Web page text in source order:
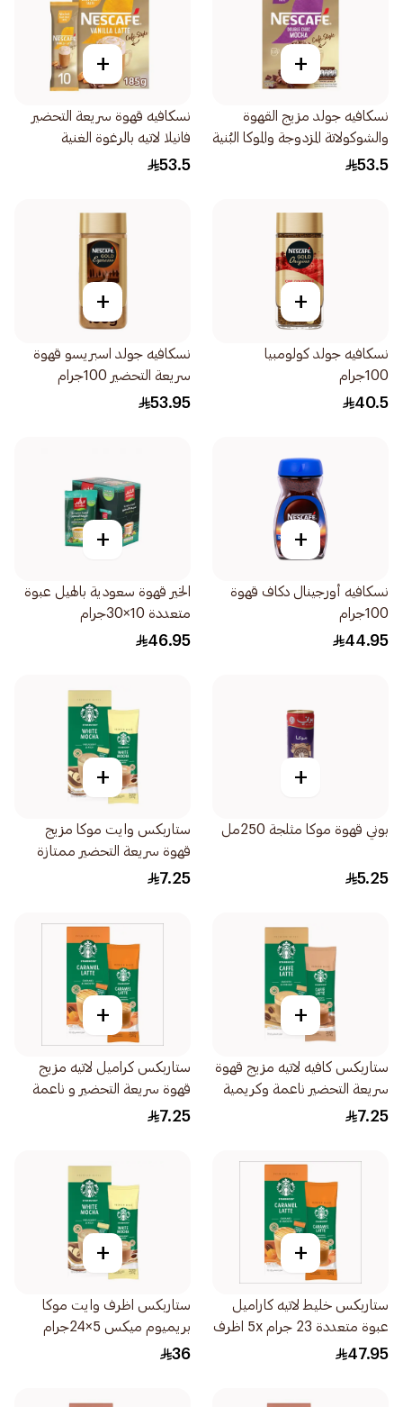
+
نسكافيه جولد مزيج القهوة
والشوكولاتة المزدوجة والموكا البُنية
10×23.5جرام
53.5
+
نسكافيه قهوة سريعة التحضير
فانيلا لاتيه بالرغوة الغنية
10×18.5جرام
53.5
+
نسكافيه جولد كولومبيا
100جرام
40.5
+
نسكافيه جولد اسبريسو قهوة
سريعة التحضير 100جرام
53.95
+
نسكافيه أورجينال دكاف قهوة
100جرام
44.95
+
الخير قهوة سعودية بالهيل عبوة
متعددة 10×30جرام
46.95
+
بوني قهوة موكا مثلجة 250مل
5.25
+
ستاربكس وايت موكا مزيج
قهوة سريعة التحضير ممتازة
وغنية 24جرام
7.25
+
ستاربكس كافيه لاتيه مزيج قهوة
سريعة التحضير ناعمة وكريمية
14جرام
7.25
+
ستاربكس كراميل لاتيه مزيج
قهوة سريعة التحضير و ناعمة
23جرام
7.25
+
ستاربكس خليط لاتيه كاراميل
عبوة متعددة 23 جرام 5x اظرف
47.95
+
ستاربكس اظرف وايت موكا
بريميوم ميكس 5×24جرام
36